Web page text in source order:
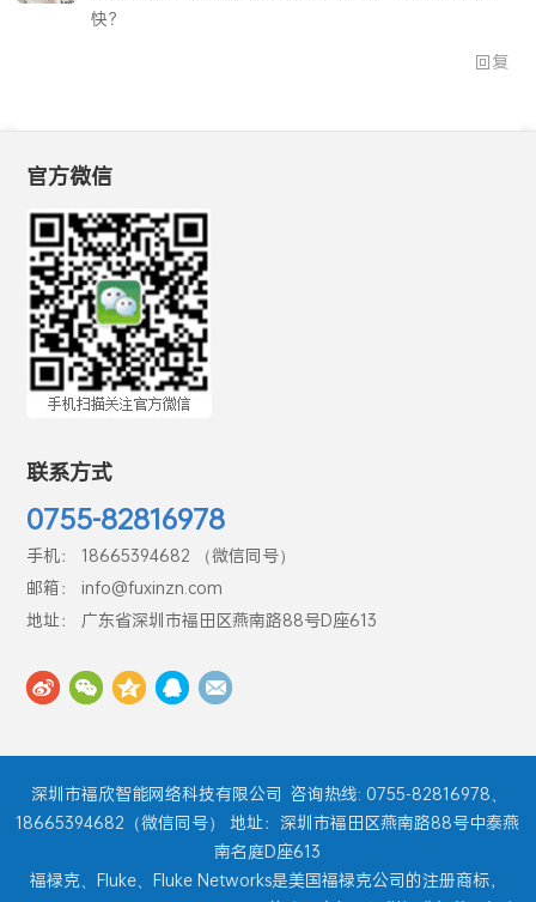
快？
回复
官方微信
联系方式
0755-82816978
手机： 18665394682 （微信同号）
邮箱： info@fuxinzn.com
地址： 广东省深圳市福田区燕南路88号D座613
深圳市福欣智能网络科技有限公司 咨询热线: 0755-82816978、
18665394682（微信同号） 地址：深圳市福田区燕南路88号中泰燕
南名庭D座613
福禄克、Fluke、Fluke Networks是美国福禄克公司的注册商标，